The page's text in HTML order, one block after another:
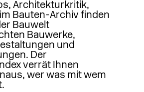
Architekturkritik,
Bauten-Archiv finden
Bauwelt
Bauwerke,
und
Der
verrät Ihnen
wer was mit wem